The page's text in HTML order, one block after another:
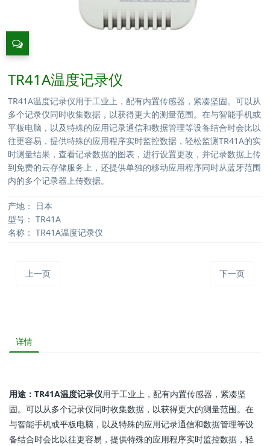
TR41A温度记录仪
TR41A温度记录仪用于工业上，配有内置传感器，紧凑坚固。可以从
多个记录仪同时收集数据，以获得更大的测量范围。在与智能手机或
平板电脑，以及特殊的应用记录通信和数据管理等设备结合时会比以
往更容易，提供特殊的应用程序实时监控数据，轻松监测TR41A的实
时测量结果，查看记录数据的图表，进行设置更改，并记录数据上传
到免费的云存储服务上，还提供单独的移动应用程序同时从蓝牙范围
内的多个记录器上传数据。
产地：
日本
型号： TR41A
名称： TR41A温度记录仪
上一页 下一页
详情
用途：TR41A温度记录仪用于工业上，配有内置传感器，紧凑坚
固。可以从多个记录仪同时收集数据，以获得更大的测量范围。在
与智能手机或平板电脑，以及特殊的应用记录通信和数据管理等设
备结合时会比以往更容易，提供特殊的应用程序实时监控数据，轻